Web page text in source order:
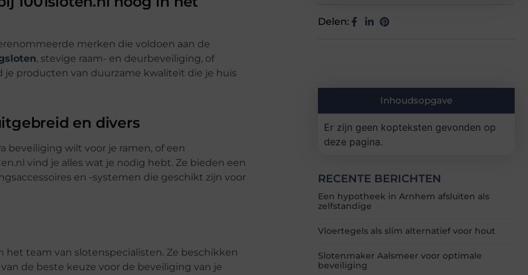
merken die voldoen aan de
, stevige raam- en deurbeveiliging, of
je producten van duurzame kwaliteit die je huis
en divers
beveiliging wilt voor je ramen, of een
vind je alles wat je nodig hebt. Ze bieden een
en -systemen die geschikt zijn voor
het team van slotenspecialisten. Ze beschikken
de beste keuze voor de beveiliging van je
Delen:
Inhoudsopgave
Er zijn geen kopteksten gevonden op
deze pagina.
RECENTE BERICHTEN
Een hypotheek in Arnhem afsluiten als
zelfstandige
Vloertegels als slim alternatief voor hout
Slotenmaker Aalsmeer voor optimale
beveiliging